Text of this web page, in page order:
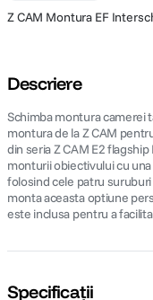
Z CAM Montura EF
Descriere
Schimba montura camerei
montura de la Z CAM
din seria Z CAM E2
monturii obiectivului cu
folosind cele patru
monta aceasta optiune
este inclusa pentru a
Specificații